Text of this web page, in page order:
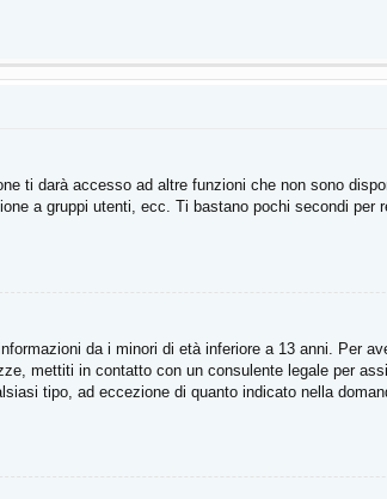
ti darà accesso ad altre funzioni che non sono
a gruppi utenti, ecc. Ti bastano pochi secondi per
da i minori di età inferiore a 13 anni. Per
mettiti in contatto con un consulente legale per
tipo, ad eccezione di quanto indicato nella